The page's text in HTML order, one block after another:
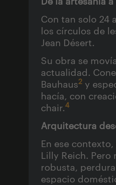
Con tan solo 24
los círculos de
Jean Désert.
Su obra se
actualidad.
Bauhaus2 y
hacía, con
chair.4
Arquitectura
En ese
Lilly Reich. Pero
robusta,
espacio